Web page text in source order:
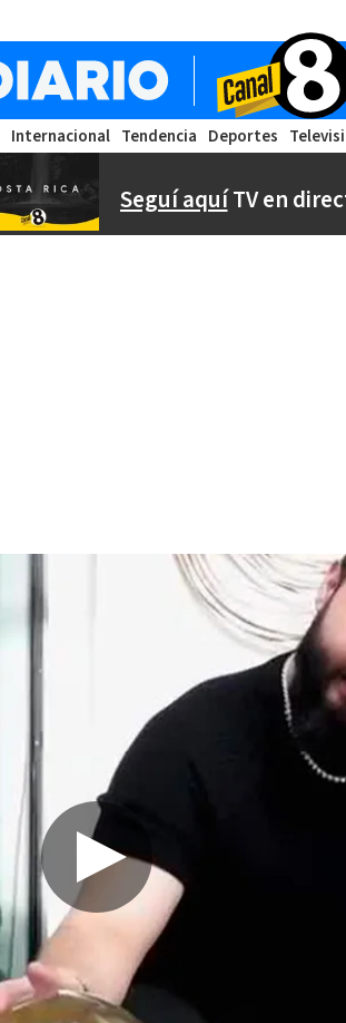
Internacional Tendencia Deportes
Seguí aquíTV en